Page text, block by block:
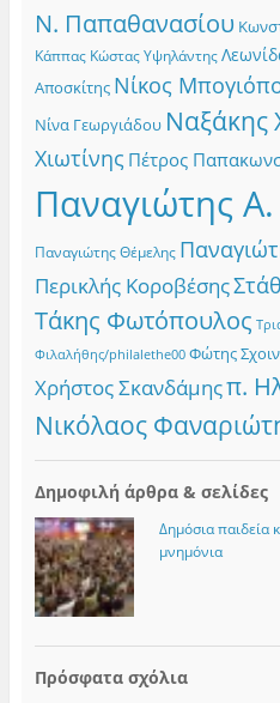
Ν. Παπαθανασίου
Κάππας Κώστας Υψηλάντης
Αποσκίτης Νίκος
Νίνα Γεωργιάδου Ναξάκης
Χιωτίνης Πέτρος
Παναγιώτης
Παναγιώτης Θέμελης
Περικλής Κοροβέσης
Τάκης Φωτόπουλος
Φιλαλήθης/philalethe00 Φώτης
Χρήστος Σκανδάμηςπ.
Νικόλαος
Δημοφιλή άρθρα & σελίδες
Δημόσια παιδεία
μνημόνια
Πρόσφατα σχόλια